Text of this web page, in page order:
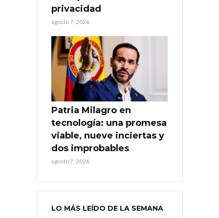
privacidad
agosto 7, 2026
Patria Milagro en
tecnología: una promesa
viable, nueve inciertas y
dos improbables
agosto 7, 2026
LO MÁS LEÍDO DE LA SEMANA